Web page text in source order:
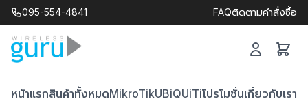
095-554-4841 FAQติดตามคำสั่งซื้อ
หน้าแรกสินค้าทั้งหมดMikroTikUBiQUiTiโปรโมชั่นเกี่ยวกับเรา